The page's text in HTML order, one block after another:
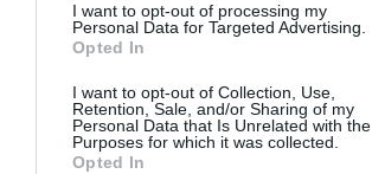
I want to opt-out of processing my
Personal Data for Targeted Advertising.
Opted In
I want to opt-out of Collection, Use,
Retention, Sale, and/or Sharing of my
Personal Data that Is Unrelated with the
Purposes for which it was collected.
Opted In